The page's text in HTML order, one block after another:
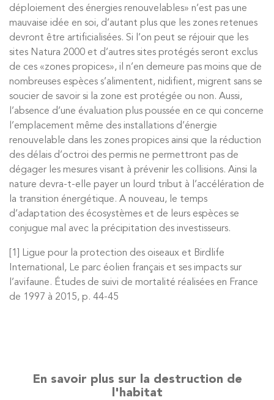
déploiement des énergies renouvelables» n’est pas une
mauvaise idée en soi, d’autant plus que les zones retenues
devront être artificialisées. Si l’on peut se réjouir que les
sites Natura 2000 et d’autres sites protégés seront exclus
de ces «zones propices», il n’en demeure pas moins que de
nombreuses espèces s’alimentent, nidifient, migrent sans se
soucier de savoir si la zone est protégée ou non. Aussi,
l’absence d’une évaluation plus poussée en ce qui concerne
l’emplacement même des installations d’énergie
renouvelable dans les zones propices ainsi que la réduction
des délais d’octroi des permis ne permettront pas de
dégager les mesures visant à prévenir les collisions. Ainsi la
nature devra-t-elle payer un lourd tribut à l’accélération de
la transition énergétique. A nouveau, le temps
d’adaptation des écosystèmes et de leurs espèces se
conjugue mal avec la précipitation des investisseurs.
[1] Ligue pour la protection des oiseaux et Birdlife
International, Le parc éolien français et ses impacts sur
l’avifaune. Études de suivi de mortalité réalisées en France
de 1997 à 2015, p. 44-45
En savoir plus sur la destruction de
l'habitat